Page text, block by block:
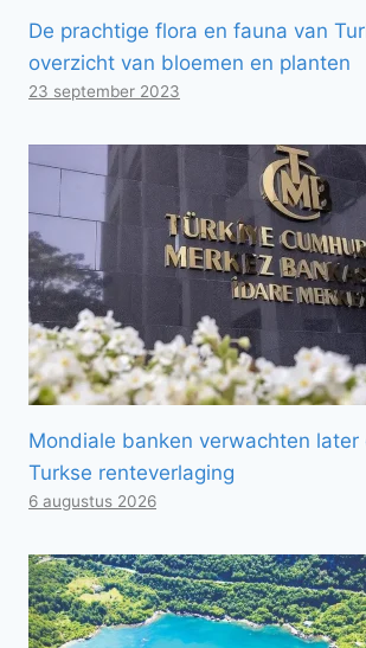
De prachtige flora en fauna van
overzicht van bloemen en planten
23 september 2023
Mondiale banken verwachten later
Turkse renteverlaging
6 augustus 2026